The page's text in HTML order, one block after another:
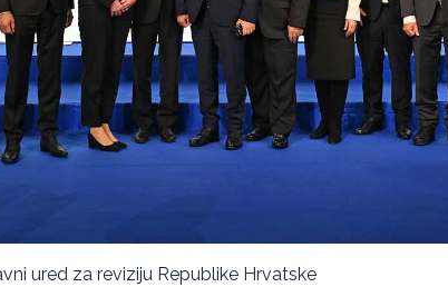
ured za reviziju Republike Hrvatske